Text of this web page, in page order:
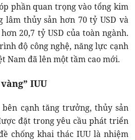
phần quan trọng vào tổng kim
lâm thủy sản hơn 70 tỷ USD và
20,7 tỷ USD của toàn ngành.
độ công nghệ, năng lực cạnh
Nam đã lên một tầm cao mới.
IUU
bên cạnh tăng trưởng, thủy sản
đặt trong yêu cầu phát triển
chống khai thác IUU là nhiệm